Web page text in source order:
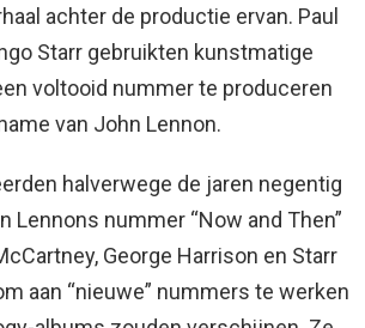
achter de productie ervan. Paul
Starr gebruikten kunstmatige
​​voltooid nummer te produceren
van John Lennon.
halverwege de jaren negentig
Lennons nummer “Now and Then”
George Harrison en Starr
aan “nieuwe” nummers te werken